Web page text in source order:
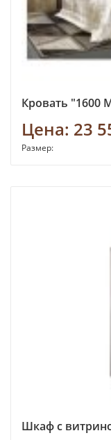
Кровать "1600
Цена: 23
Размер:
Шкаф с